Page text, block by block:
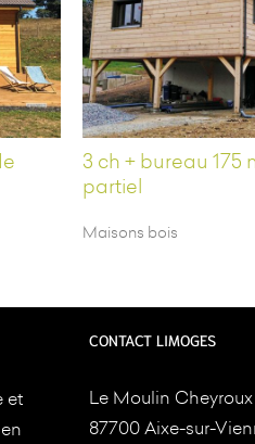
3 ch + bureau 175
partiel
Maisons bois
et
CONTACT LIMOGES
Le Moulin Cheyroux
87700 Aixe-sur-